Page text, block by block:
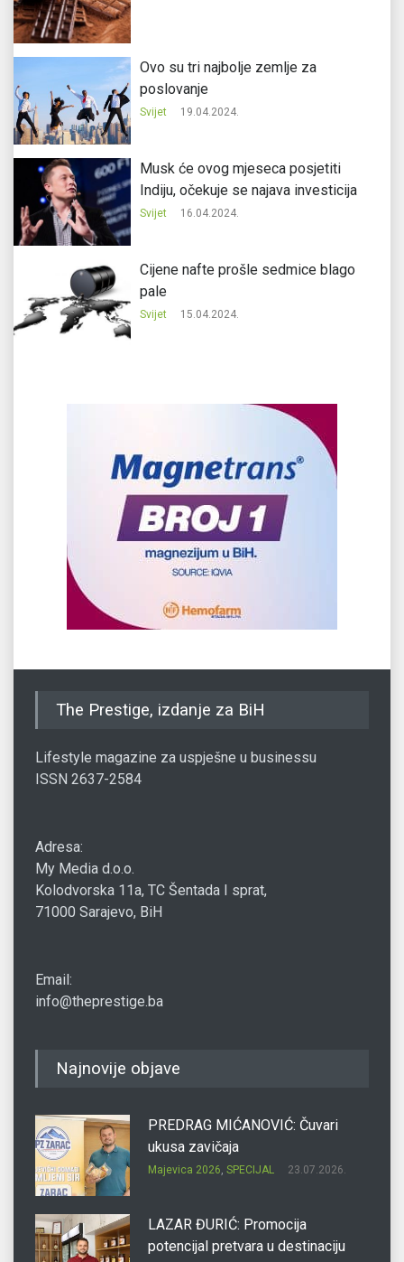
Ovo su tri najbolje zemlje za
poslovanje
Svijet 19.04.2024.
Musk će ovog mjeseca posjetiti
Indiju, očekuje se najava investicija
Svijet 16.04.2024.
Cijene nafte prošle sedmice blago
pale
Svijet 15.04.2024.
The Prestige, izdanje za BiH
Lifestyle magazine za uspješne u businessu
ISSN 2637-2584
Adresa:
My Media d.o.o.
Kolodvorska 11a, TC Šentada I sprat,
71000 Sarajevo, BiH
Email:
info@theprestige.ba
Najnovije objave
PREDRAG MIĆANOVIĆ: Čuvari
ukusa zavičaja
Majevica 2026, SPECIJAL 23.07.2026.
LAZAR ĐURIĆ: Promocija
potencijal pretvara u destinaciju